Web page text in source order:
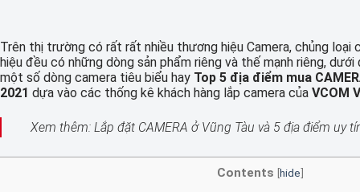
Trên thị trường có rất rất nhiều thương hiệu Camera, chủng loại
hiệu đều có những dòng sản phẩm riêng và thế mạnh riêng,
một số dòng camera tiêu biểu hay Top 5 địa điểm mua
2021 dựa vào các thống kê khách hàng lắp camera của VCOM
Xem thêm: Lắp đặt CAMERA ở Vũng Tàu và 5 địa điểm uy
Contents [hide]